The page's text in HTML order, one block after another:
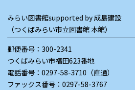
みらい図書館supported by 成島建設
（つくばみらい市立図書館 本館）
郵便番号：300-2341
つくばみらい市福田623番地
電話番号： 0297-58-3710（直通）
ファックス番号：0297-58-3767